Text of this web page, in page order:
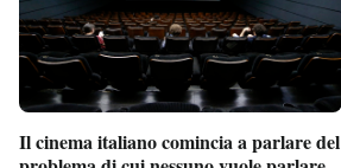
Il cinema italiano comincia a parlare del